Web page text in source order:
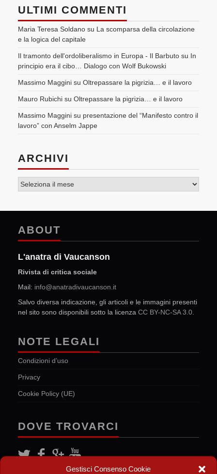
Gestisci Consenso Cookie
ULTIMI COMMENTI
Maria Teresa Soldano su La scomparsa della circolazione
e la logica del capitale
Il tramonto dell'ordoliberalismo in Europa - Il Barbuto su In
principio era il cibo… Dialogo con Wolf Bukowski
Massimo Maggini suOltrepassare la pigrizia… e il lavoro
Mauro Rubichi suOltrepassare la pigrizia… e il lavoro
Massimo Maggini su presentazione del “Manifesto contro il
lavoro” con Anselm Jappe
ARCHIVI
ABOUT
L'anatra di Vaucanson
Rivista di critica sociale
Mail: info@anatradivaucanson.it
Salvo diversa indicazione, gli articoli e le immagini presenti
nel sito sono disponibili sotto la licenzaCC BY-NC-SA 3.0
NOTE LEGALI
Condizioni d’uso
Privacy
Cookie Policy (UE)
DOVE TROVARCI